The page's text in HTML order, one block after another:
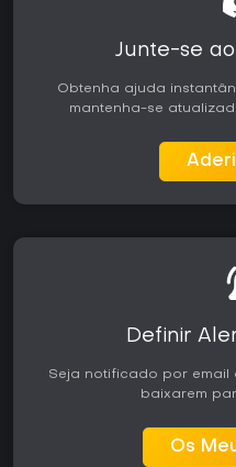
Junte-se ao
Obtenha ajuda
mantenha-se
Definir
Seja notificado por
baixarem
Os